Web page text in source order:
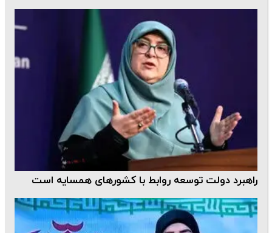
راهبرد دولت توسعه روابط با کشورهای همسایه است